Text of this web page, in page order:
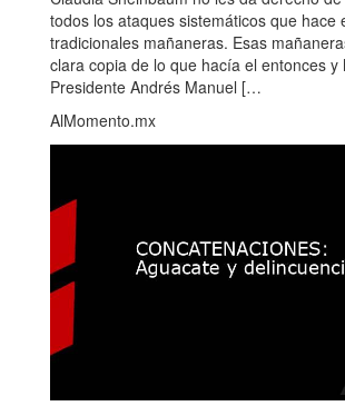
todos los ataques sistemáticos que hace
tradicionales mañaneras. Esas
clara copia de lo que hacía el entonces y
Presidente Andrés Manuel […
AlMomento.mx